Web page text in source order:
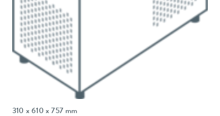
310 x 610 x 757 mm